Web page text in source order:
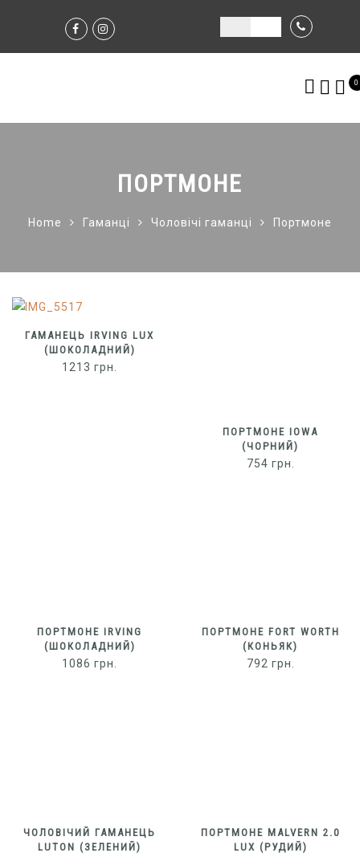
0
ПОРТМОНЕ
Home Гаманці Чоловічі гаманці Портмоне
ГАМАНЕЦЬ IRVING LUX
(ШОКОЛАДНИЙ)
1213 грн.
ПОРТМОНЕ IOWA
(ЧОРНИЙ)
754 грн.
ПОРТМОНЕ IRVING
(ШОКОЛАДНИЙ)
1086 грн.
ПОРТМОНЕ FORT WORTH
(КОНЬЯК)
792 грн.
ЧОЛОВІЧИЙ ГАМАНЕЦЬ
LUTON (ЗЕЛЕНИЙ)
ПОРТМОНЕ MALVERN 2.0
LUX (РУДИЙ)